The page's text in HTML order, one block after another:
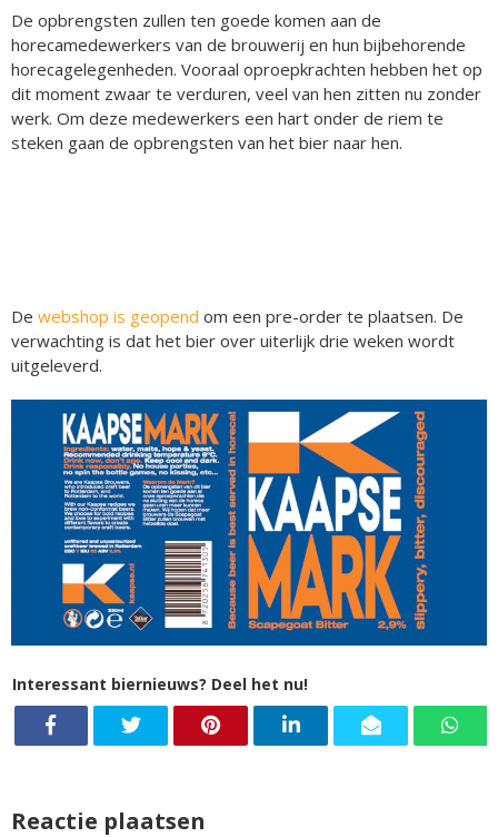
De opbrengsten zullen ten goede komen aan de
horecamedewerkers van de brouwerij en hun bijbehorende
horecagelegenheden. Vooraal oproepkrachten hebben het op
dit moment zwaar te verduren, veel van hen zitten nu zonder
werk. Om deze medewerkers een hart onder de riem te
steken gaan de opbrengsten van het bier naar hen.
De webshop is geopend om een pre-order te plaatsen. De
verwachting is dat het bier over uiterlijk drie weken wordt
uitgeleverd.
Interessant biernieuws? Deel het nu!
Reactie plaatsen